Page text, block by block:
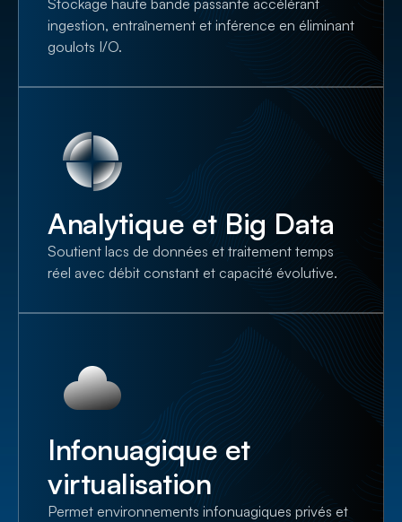
Stockage haute bande passante accélérant
ingestion, entraînement et inférence en éliminant
goulots I/O.
Analytique et Big Data
Soutient lacs de données et traitement temps
réel avec débit constant et capacité évolutive.
Infonuagique et
virtualisation
Permet environnements infonuagiques privés et